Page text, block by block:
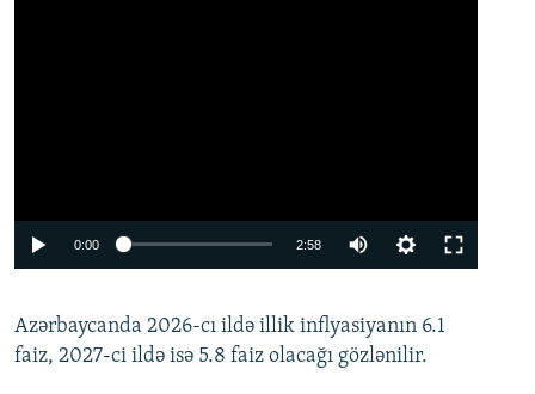
0:00 2:58
360p
480p
Azərbaycanda 2026-cı ildə illik inflyasiyanın 6.1
faiz, 2027-ci ildə isə 5.8 faiz olacağı gözlənilir.